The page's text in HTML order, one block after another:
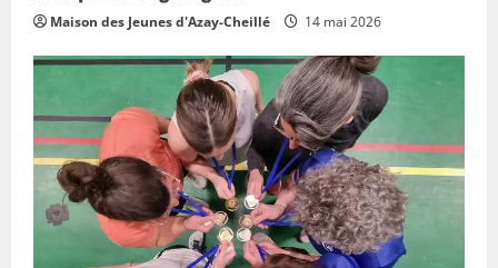
Maison des Jeunes d'Azay-Cheillé 14 mai 2026